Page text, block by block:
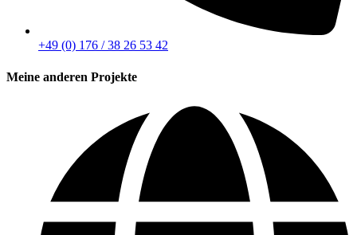
+49 (0) 176 / 38 26 53 42
Meine anderen Projekte